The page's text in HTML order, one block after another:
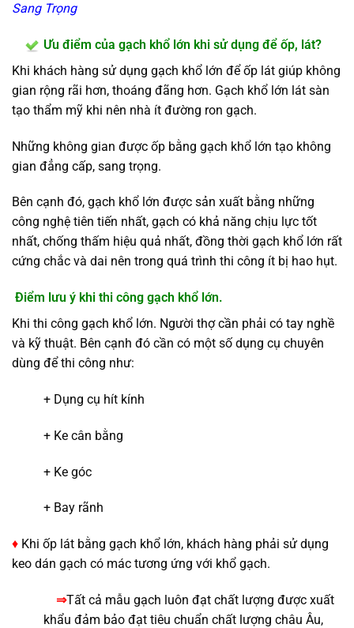
Sang Trọng
Ưu điểm của gạch khổ lớn khi sử dụng để ốp, lát?
Khi khách hàng sử dụng gạch khổ lớn để ốp lát giúp không
gian rộng rãi hơn, thoáng đãng hơn. Gạch khổ lớn lát sàn
tạo thẩm mỹ khi nên nhà ít đường ron gạch.
Những không gian được ốp bằng gạch khổ lớn tạo không
gian đẳng cấp, sang trọng.
Bên cạnh đó, gạch khổ lớn được sản xuất bằng những
công nghệ tiên tiến nhất, gạch có khả năng chịu lực tốt
nhất, chống thấm hiệu quả nhất, đồng thời gạch khổ lớn rất
cứng chắc và dai nên trong quá trình thi công ít bị hao hụt.
Điểm lưu ý khi thi công gạch khổ lớn.
Khi thi công gạch khổ lớn. Người thợ cần phải có tay nghề
và kỹ thuật. Bên cạnh đó cần có một số dụng cụ chuyên
dùng để thi công như:
+ Dụng cụ hít kính
+ Ke cân bằng
+ Ke góc
+ Bay rãnh
♦ Khi ốp lát bằng gạch khổ lớn, khách hàng phải sử dụng
keo dán gạch có mác tương ứng với khổ gạch.
⇒Tất cả mẫu gạch luôn đạt chất lượng được xuất
khẩu đảm bảo đạt tiêu chuẩn chất lượng châu Âu,